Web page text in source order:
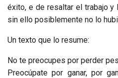
éxito, e de resaltar el trabajo y
sin ello posiblemente no lo
Un texto que lo resume:
No te preocupes por perder
Preocúpate por ganar, por